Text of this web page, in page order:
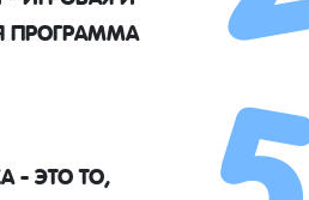
ПРОГРАММА
- ЭТО ТО,